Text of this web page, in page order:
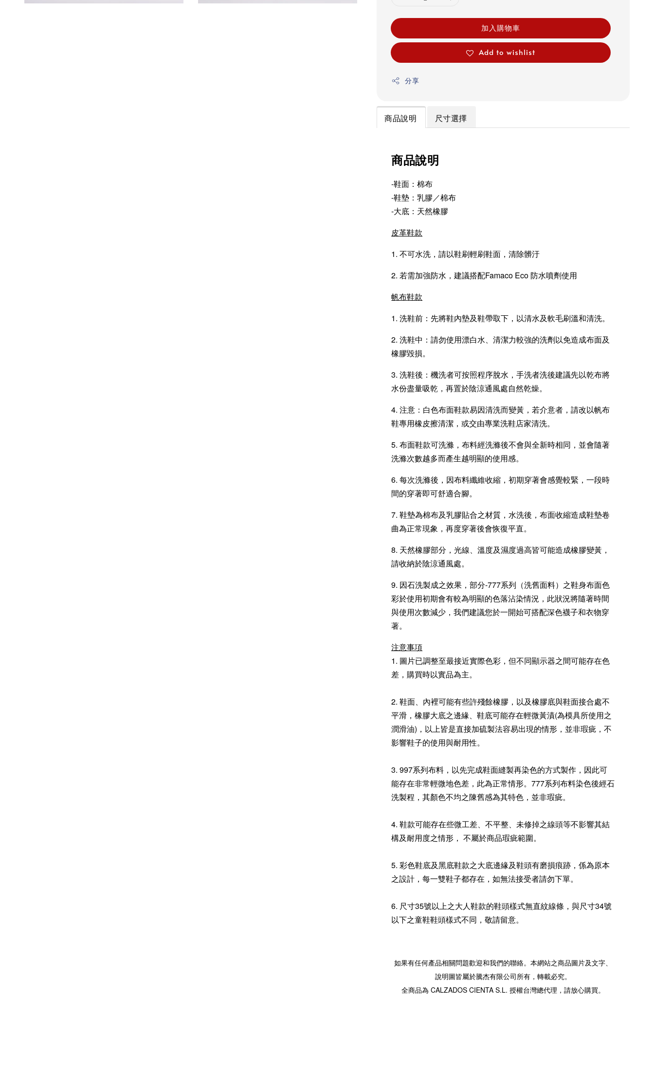
加入購物車
Add to wishlist
分享
商品說明 尺寸選擇
商品說明
-鞋面：棉布
-鞋墊：乳膠／棉布
-大底：天然橡膠
皮革鞋款
1. 不可水洗，請以鞋刷輕刷鞋面，清除髒汙
2. 若需加強防水，建議搭配Famaco Eco 防水噴劑使用
帆布鞋款
1. 洗鞋前：先將鞋內墊及鞋帶取下，以清水及軟毛刷溫和清洗。
2. 洗鞋中：請勿使用漂白水、清潔力較強的洗劑以免造成布面及
橡膠毀損。
3. 洗鞋後：機洗者可按照程序脫水，手洗者洗後建議先以乾布將
水份盡量吸乾，再置於陰涼通風處自然乾燥。
4. 注意：白色布面鞋款易因清洗而變黃，若介意者，請改以帆布
鞋專用橡皮擦清潔，或交由專業洗鞋店家清洗。
5. 布面鞋款可洗滌，布料經洗滌後不會與全新時相同，並會隨著
洗滌次數越多而產生越明顯的使用感。
6. 每次洗滌後，因布料纖維收縮，初期穿著會感覺較緊，一段時
間的穿著即可舒適合腳。
7. 鞋墊為棉布及乳膠貼合之材質，水洗後，布面收縮造成鞋墊卷
曲為正常現象，再度穿著後會恢復平直。
8. 天然橡膠部分，光線、溫度及濕度過高皆可能造成橡膠變黃，
請收納於陰涼通風處。
9. 因石洗製成之效果，部分-777系列（洗舊面料）之鞋身布面色
彩於使用初期會有較為明顯的色落沾染情況，此狀況將隨著時間
與使用次數減少，我們建議您於一開始可搭配深色襪子和衣物穿
著。
注意事項
1. 圖片已調整至最接近實際色彩，但不同顯示器之間可能存在色
差，購買時以實品為主。
2. 鞋面、內裡可能有些許殘餘橡膠，以及橡膠底與鞋面接合處不
平滑，橡膠大底之邊緣、鞋底可能存在輕微黃漬(為模具所使用之
潤滑油)，以上皆是直接加硫製法容易出現的情形，並非瑕疵，不
影響鞋子的使用與耐用性。
3. 997系列布料，以先完成鞋面縫製再染色的方式製作，因此可
能存在非常輕微地色差，此為正常情形。777系列布料染色後經石
洗製程，其顏色不均之陳舊感為其特色，並非瑕疵。
4. 鞋款可能存在些微工差、不平整、未修掉之線頭等不影響其結
構及耐用度之情形， 不屬於商品瑕疵範圍。
5. 彩色鞋底及黑底鞋款之大底邊緣及鞋頭有磨損痕跡，係為原本
之設計，每一雙鞋子都存在，如無法接受者請勿下單。
6. 尺寸35號以上之大人鞋款的鞋頭樣式無直紋線條，與尺寸34號
以下之童鞋鞋頭樣式不同，敬請留意。
如果有任何產品相關問題歡迎和我們的聯絡。本網站之商品圖片及文字、
說明圖皆屬於騰杰有限公司所有，轉載必究。
全商品為 CALZADOS CIENTA S.L. 授權台灣總代理，請放心購買。